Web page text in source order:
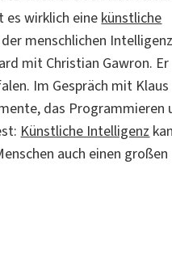
es wirklich eine künstliche
menschlichen
mit Christian Gawron. Er
Im Gespräch mit Klaus
das Programmieren
Künstliche Intelligenz
auch einen großen